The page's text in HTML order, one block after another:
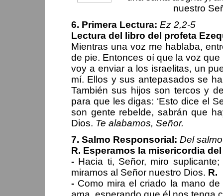
nuestro
6. Primera Lectura: Ez 2,2-5
Lectura del libro del profeta
Mientras una voz me hablaba,
de pie. Entonces oí que la voz
voy a enviar a los israelitas, un
mí. Ellos y sus antepasados se
También sus hijos son tercos y
para que les digas: ‘Esto dice el
son gente rebelde, sabrán que
Dios. Te alabamos, Señor.
7. Salmo Responsorial: Del
R. Esperamos la misericordia
- Hacia ti, Señor, miro
miramos al Señor nuestro Dios. R.
- Como mira el criado la mano